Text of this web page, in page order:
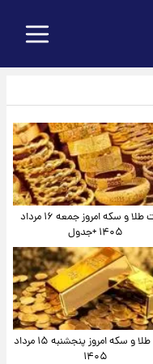
قیمت طلا و سکه امروز جمعه ۱۶ مرداد
۱۴۰۵ +جدول
قیمت طلا و سکه امروز پنجشنبه ۱۵ مرداد
۱۴۰۵